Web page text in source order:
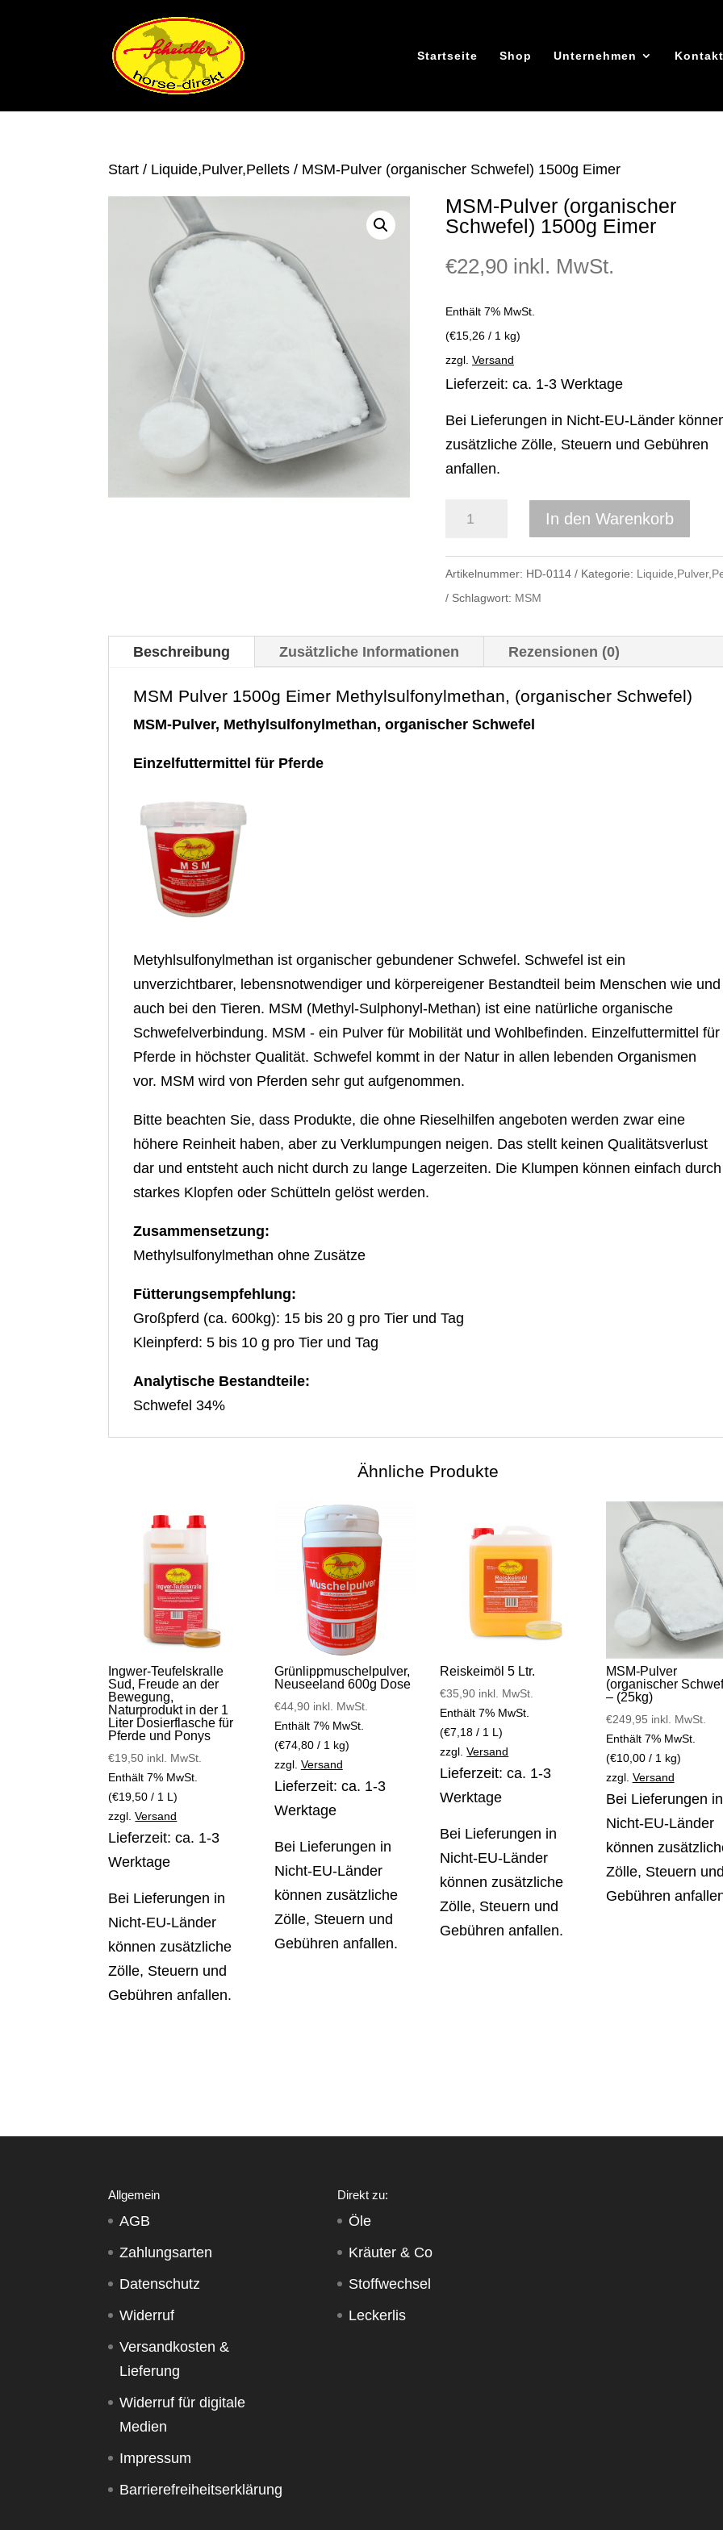
Startseite Shop Unternehmen Kontakt
Start / Liquide,Pulver,Pellets / MSM-Pulver (organischer Schwefel) 1500g Eimer
MSM-Pulver (organischer
Schwefel) 1500g Eimer
€22,90 inkl. MwSt.
Enthält 7% MwSt.
(€15,26/ 1 kg)
zzgl. Versand
Lieferzeit: ca. 1-3 Werktage
Bei Lieferungen in Nicht-EU-Länder
zusätzliche Zölle, Steuern und Gebühren
anfallen.
MSM-
(organischer
Schwefel)
1500g
Menge
In den Warenkorb
Artikelnummer: HD-0114 Kategorie:
Schlagwort: MSM
Beschreibung Zusätzliche Informationen Rezensionen (0)
MSM Pulver 1500g Eimer Methylsulfonylmethan, (organischer Schwefel)
MSM-Pulver, Methylsulfonylmethan, organischer Schwefel
Einzelfuttermittel für Pferde
Metyhlsulfonylmethan ist organischer gebundener Schwefel. Schwefel ist ein
unverzichtbarer, lebensnotwendiger und körpereigener Bestandteil beim Menschen wie und
auch bei den Tieren. MSM (Methyl-Sulphonyl-Methan) ist eine natürliche organische
Schwefelverbindung. MSM - ein Pulver für Mobilität und Wohlbefinden. Einzelfuttermittel für
Pferde in höchster Qualität. Schwefel kommt in der Natur in allen lebenden Organismen
vor. MSM wird von Pferden sehr gut aufgenommen.
Bitte beachten Sie, dass Produkte, die ohne Rieselhilfen angeboten werden zwar eine
höhere Reinheit haben, aber zu Verklumpungen neigen. Das stellt keinen Qualitätsverlust
dar und entsteht auch nicht durch zu lange Lagerzeiten. Die Klumpen können einfach durch
starkes Klopfen oder Schütteln gelöst werden.
Zusammensetzung:
Methylsulfonylmethan ohne Zusätze
Fütterungsempfehlung:
Großpferd (ca. 600kg): 15 bis 20 g pro Tier und Tag
Kleinpferd: 5 bis 10 g pro Tier und Tag
Analytische Bestandteile:
Schwefel 34%
Ähnliche Produkte
Ingwer-Teufelskralle
Sud, Freude an der
Bewegung,
Naturprodukt in der 1
Liter Dosierflasche für
Pferde und Ponys
€19,50 inkl. MwSt.
Enthält 7% MwSt.
(€19,50 / 1 L)
zzgl.Versand
Lieferzeit: ca. 1-3
Werktage
Bei Lieferungen in
Nicht-EU-Länder
können zusätzliche
Zölle, Steuern und
Gebühren anfallen.
Grünlippmuschelpulver,
Neuseeland 600g Dose
€44,90 inkl. MwSt.
Enthält 7% MwSt.
(€74,80/ 1 kg)
zzgl. Versand
Lieferzeit: ca. 1-3
Werktage
Bei Lieferungen in
Nicht-EU-Länder
können zusätzliche
Zölle, Steuern und
Gebühren anfallen.
Reiskeimöl 5 Ltr.
€35,90 inkl. MwSt.
Enthält 7% MwSt.
(€7,18 / 1 L)
zzgl.Versand
Lieferzeit: ca. 1-3
Werktage
Bei Lieferungen in
Nicht-EU-Länder
können zusätzliche
Zölle, Steuern und
Gebühren anfallen.
MSM-Pulver
(organischer
– (25kg)
€249,95 inkl. MwSt.
Enthält 7% MwSt.
(€10,00/ 1 kg)
zzgl. Versand
Bei Lieferungen in
Nicht-EU-Länder
können
Zölle, Steuern
Gebühren
Allgemein
AGB
Zahlungsarten
Datenschutz
Widerruf
Versandkosten &
Lieferung
Widerruf für digitale
Medien
Impressum
Barrierefreiheitserklärung
Direkt zu:
Öle
Kräuter & Co
Stoffwechsel
Leckerlis